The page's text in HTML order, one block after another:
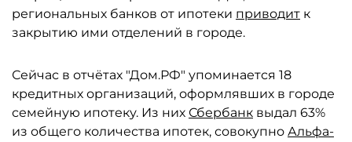
региональных банков от ипотеки приводит к
закрытию ими отделений в городе.
Сейчас в отчётах "Дом.РФ" упоминается 18
кредитных организаций, оформлявших в городе
семейную ипотеку. Из них Сбербанк выдал 63%
из общего количества ипотек, совокупно Альфа-